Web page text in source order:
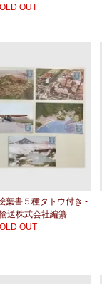
OUT
葉書５種タトウ付き -
送株式会社編纂
OUT